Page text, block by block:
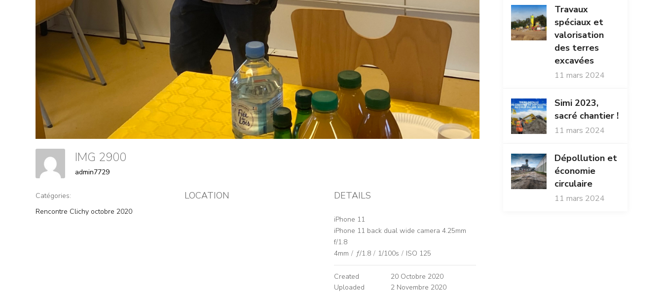
IMG 2900
admin7729
Catégories:
Rencontre Clichy octobre 2020
LOCATION DETAILS
iPhone 11
iPhone 11 back dual wide camera 4.25mm
f/1.8
4mm / ƒ/1.8 / 1/100s / ISO 125
Created
20 Octobre 2020
Uploaded
2 Novembre 2020
Travaux
spéciaux et
valorisation
des terres
excavées
11 mars 2024
Simi 2023,
sacré chantier !
11 mars 2024
Dépollution et
économie
circulaire
11 mars 2024